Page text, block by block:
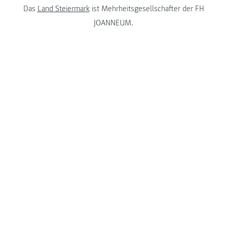
Das Land Steiermarkist Mehrheitsgesellschafter der FH
JOANNEUM.